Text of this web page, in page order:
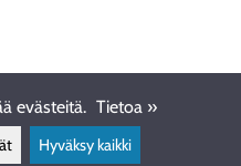
evästeitä. Tietoa »
Hyväksy kaikki